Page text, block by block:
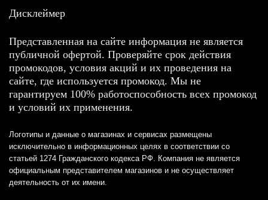
Дисклеймер
Представленная на сайте информация не является
публичной офертой. Проверяйте срок действия
промокодов, условия акций и их проведения на
сайте, где используется промокод. Мы не
гарантируем 100% работоспособность всех промокод
и условий их применения.
Логотипы и данные о магазинах и сервисах размещены
исключительно в информационных целях в соответствии со
статьей 1274 Гражданского кодекса РФ. Компания не является
официальным представителем магазинов и не осуществляет
деятельность от их имени.